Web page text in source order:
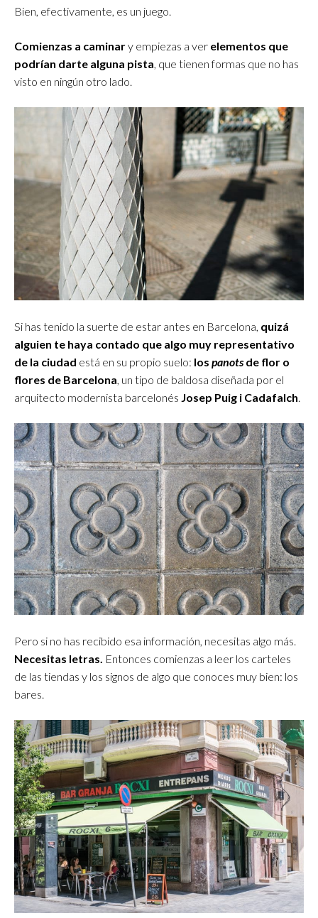
Bien, efectivamente, es un juego.
Comienzas a caminary empiezas a ver elementos que
podrían darte alguna pista , que tienen formas que no has
visto en ningún otro lado.
Si has tenido la suerte de estar antes en Barcelona, quizá
alguien te haya contado que algo muy representativo
de la ciudad está en su propio suelo: los panots de flor o
flores de Barcelona , un tipo de baldosa diseñada por el
arquitecto modernista barcelonés Josep Puig i Cadafalch
Pero si no has recibido esa información, necesitas algo más.
Necesitas letras. Entonces comienzas a leer los carteles
de las tiendas y los signos de algo que conoces muy bien: los
bares.